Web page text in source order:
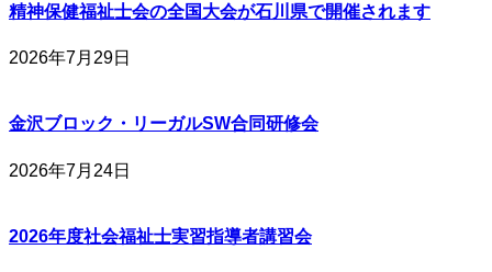
精神保健福祉士会の全国大会が石川県で開催されます
2026年7月29日
金沢ブロック・リーガルSW合同研修会
2026年7月24日
2026年度社会福祉士実習指導者講習会